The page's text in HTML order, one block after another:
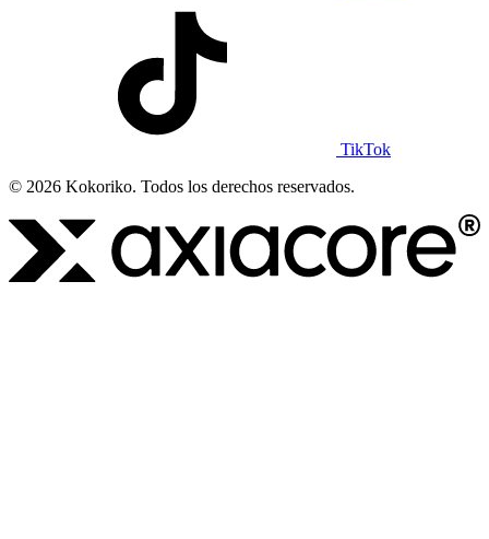
TikTok
© 2026 Kokoriko. Todos los derechos reservados.